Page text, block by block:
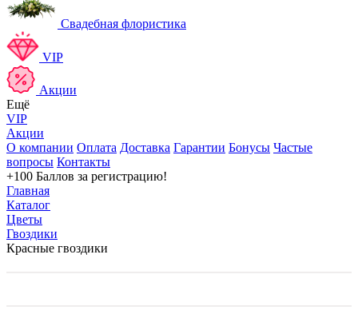
Свадебная флористика
VIP
Акции
Ещё
VIP
Акции
О компании Оплата Доставка Гарантии Бонусы Частые
вопросы Контакты
+100 Баллов за регистрацию!
Главная
Каталог
Цветы
Гвоздики
Красные гвоздики